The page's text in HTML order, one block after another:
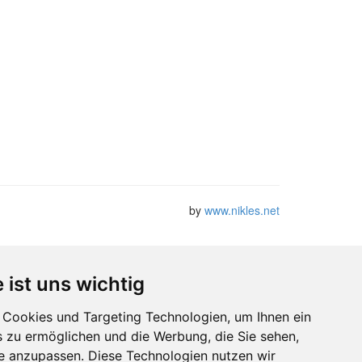
ist uns wichtig
und Targeting Technologien, um Ihnen ein
ermöglichen und die Werbung, die Sie sehen,
anzupassen. Diese Technologien nutzen wir
by www.nikles.net